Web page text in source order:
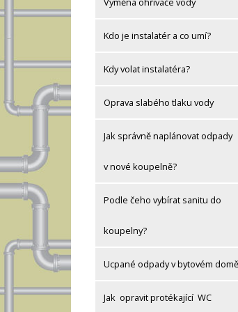
Kdo je instalatér a co umí?
Kdy volat instalatéra?
Oprava slabého tlaku vody
Jak správně naplánovat odpady
v nové koupelně?
Podle čeho vybírat sanitu do
koupelny?
Ucpané odpady v bytovém domě
Jak opravit protékající WC